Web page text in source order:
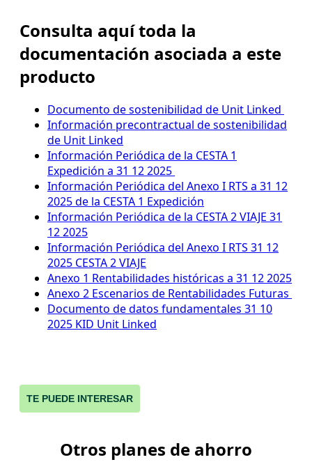
Consulta aquí toda la
documentación asociada a este
producto
Documento de sostenibilidad de Unit Linked
Información precontractual de sostenibilidad
de Unit Linked
Información Periódica de la CESTA 1
Expedición a 31 12 2025
Información Periódica del Anexo I RTS a 31 12
2025 de la CESTA 1 Expedición
Información Periódica de la CESTA 2 VIAJE 31
12 2025
Información Periódica del Anexo I RTS 31 12
2025 CESTA 2 VIAJE
Anexo 1 Rentabilidades históricas a 31 12 2025
Anexo 2 Escenarios de Rentabilidades Futuras
Documento de datos fundamentales 31 10
2025 KID Unit Linked
TE PUEDE INTERESAR
Otros planes de ahorro